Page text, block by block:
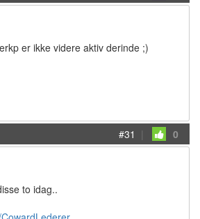
er ikke videre aktiv derinde ;)
#31 | 0
to idag..